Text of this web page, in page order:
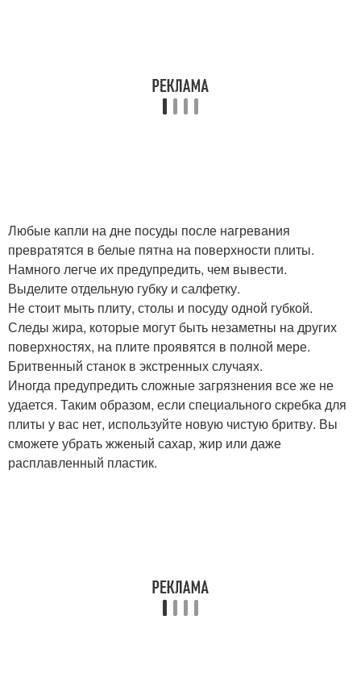
Любые капли на дне посуды после нагревания
превратятся в белые пятна на поверхности плиты.
Намного легче их предупредить, чем вывести.
Выделите отдельную губку и салфетку.
Не стоит мыть плиту, столы и посуду одной губкой.
Следы жира, которые могут быть незаметны на других
поверхностях, на плите проявятся в полной мере.
Бритвенный станок в экстренных случаях.
Иногда предупредить сложные загрязнения все же не
удается. Таким образом, если специального скребка для
плиты у вас нет, используйте новую чистую бритву. Вы
сможете убрать жженый сахар, жир или даже
расплавленный пластик.